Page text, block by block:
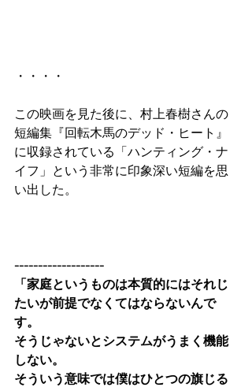
・・・・
この映画を見た後に、村上春樹さんの
短編集『回転木馬のデッド・ヒート』
に収録されている「ハンティング・ナ
イフ」という非常に印象深い短編を思
い出した。
-------------------
「家庭というものは本質的にはそれじ
たいが前提でなくてはならないんで
す。
そうじゃないとシステムがうまく機能
しない。
そういう意味では僕はひとつの旗じる